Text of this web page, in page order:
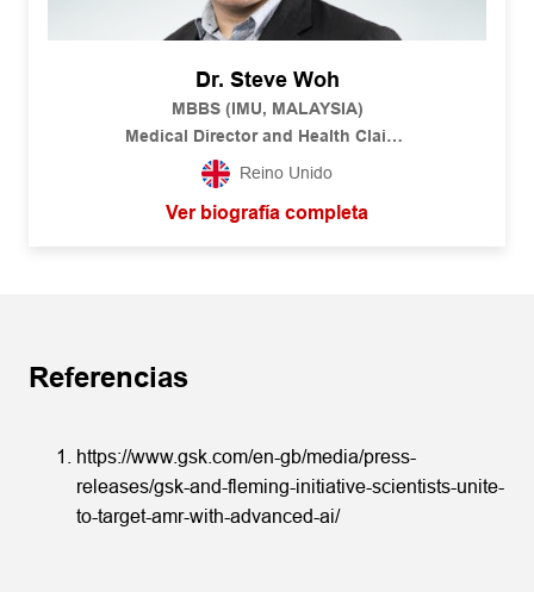
Dr. Steve Woh
MBBS (IMU, MALAYSIA)
Medical Director and Health Claims
RGA Global Medical
Reino Unido
Ver biografía completa
Referencias
https://www.gsk.com/en-gb/media/press-
releases/gsk-and-fleming-initiative-scientists-unite-
to-target-amr-with-advanced-ai/